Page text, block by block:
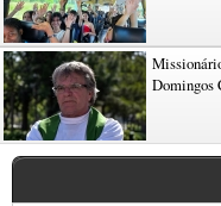
Domingos